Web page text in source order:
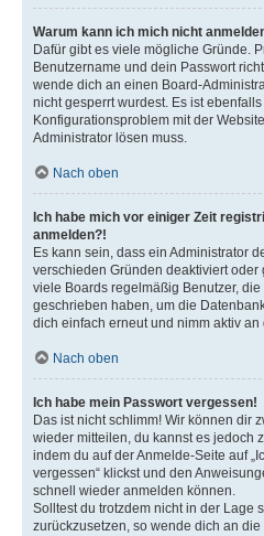
Warum kann ich mich nicht
Dafür gibt es viele mögliche Gründe.
Benutzername und dein Passwort
wende dich an einen Board-
nicht gesperrt wurdest. Es ist
Konfigurationsproblem mit der
Administrator lösen muss.
Nach oben
Ich habe mich vor einiger Zeit
anmelden?!
Es kann sein, dass ein Administrator
verschieden Gründen deaktiviert oder
viele Boards regelmäßig Benutzer,
geschrieben haben, um die
dich einfach erneut und nimm aktiv
Nach oben
Ich habe mein Passwort vergessen!
Das ist nicht schlimm! Wir können dir
wieder mitteilen, du kannst es jedoch
indem du auf der Anmelde-Seite auf
vergessen“ klickst und den
schnell wieder anmelden können.
Solltest du trotzdem nicht in der Lage
zurückzusetzen, so wende dich an